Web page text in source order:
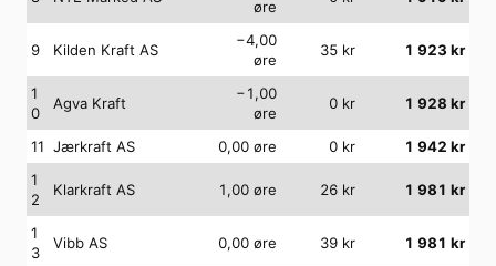
øre
9 Kilden Kraft AS
−4,00
øre
35 kr 1 923 kr
1
0
Agva Kraft
−1,00
øre
0 kr 1 928 kr
11 Jærkraft AS 0,00 øre 0 kr 1 942 kr
1
2
Klarkraft AS 1,00 øre 26 kr 1 981 kr
1
3
Vibb AS 0,00 øre 39 kr 1 981 kr